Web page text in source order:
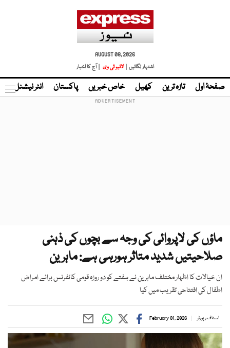
AUGUST 08, 2026
اشتہار لگائیں |
لائیو ٹی وی | آج کا اخبار
صفحۂ اول تازہ ترین کھیل خاص خبریں پاکستان انٹر نیشنل
ماؤں کی لاپروائی کی وجہ سے بچوں کی ذہنی
صلاحیتیں شدید متاثر ہورہی ہے: ماہرین
ان خیالات کا اظہار مختلف ماہرین نے ہفتے کو دو روزہ قومی کانفرنس برائے امراض
اطفال کی افتتاحی تقریب میں کیا
اسٹاف رپورٹر February 01, 2026